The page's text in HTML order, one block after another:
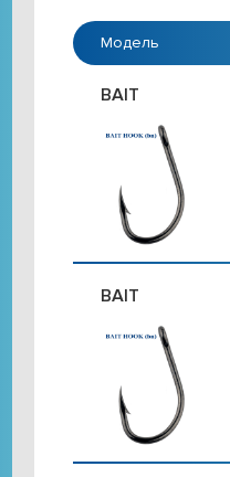
Модель
BAIT
BAIT